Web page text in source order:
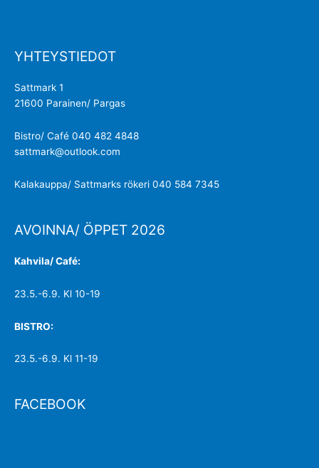
YHTEYSTIEDOT
Sattmark 1
21600 Parainen/ Pargas
Bistro/ Café 040 482 4848
sattmark@outlook.com
Kalakauppa/ Sattmarks rökeri 040 584 7345
AVOINNA/ ÖPPET 2026
Kahvila/ Café:
23.5.-6.9. Kl 10-19
BISTRO:
23.5.-6.9. Kl 11-19
FACEBOOK